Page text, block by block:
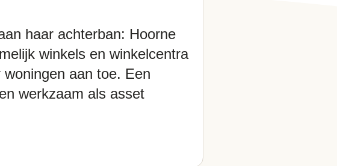
haar achterban: Hoorne
winkels en winkelcentra
aan toe. Een
werkzaam als asset